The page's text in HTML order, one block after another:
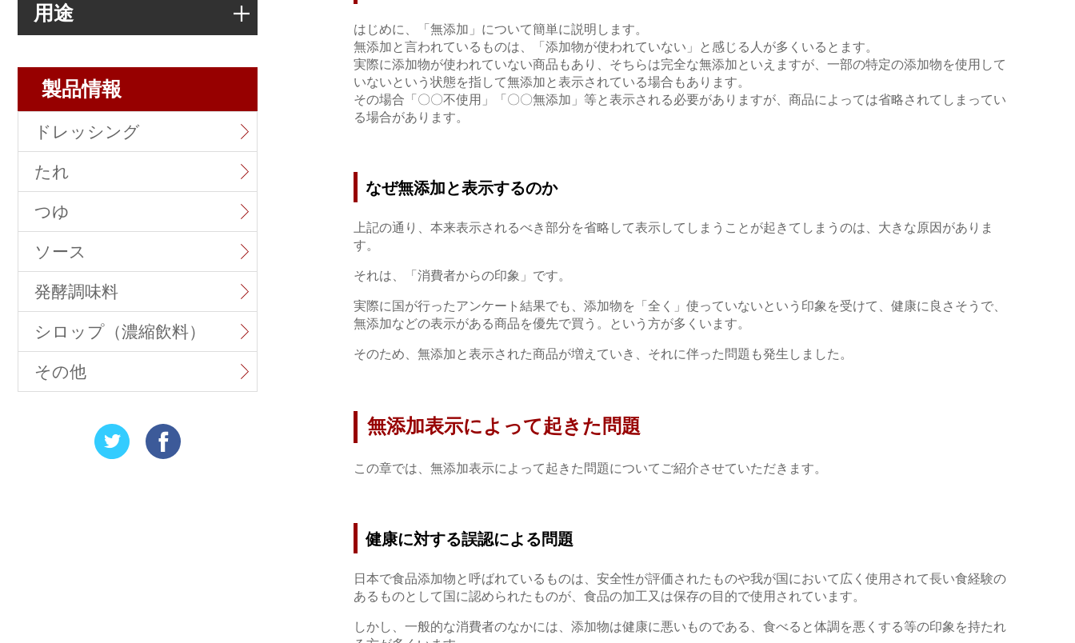
はじめに、 「無添加」 について簡単に説明します。
無添加と言われているものは、
「添加物が使われていない」と感じる人が多くいるとま す。
実際に添加物が使われていない商品もあり、そちらは完全な無添加と いえ ますが、 一部の特定の添加物を使用して
いないという状態を指して無添加と表示されている場合もあります。
その場合「〇〇不使用」「〇〇無添加」等と表示される必要がありますが、 商品によっては省略されてしまってい
る場合があります。
なぜ無添加と表示するのか
上記の通り、本来表示されるべき部分を省略して表示してしまうことが起きてしまう のは、大きな原因がありま
す。
それは、「消費者からの印象」です。
実際に国が行ったアンケート結果でも、 添加物を「全く」使っていないという印象を受けて、健康に良さそうで、
無添加などの表示がある商品を優先で買う。という方が多く います。
そのため、無添加と表示された商品が増えていき
、それに伴った問題も発生しました。
無添加表示によって起きた問題
この章では、無添加表示によって起きた問題についてご紹介させていただきます。
健康に対する誤認による問題
日本で食品添加物と呼ばれている ものは 、安全性が評価されたものや我が国において 広く使用されて長い食経験の
あるものとして国に認められたものが、食品の加工又は保存の目的で使用されてい ます。
しかし、 一般的な消費者のなかには、 添加物は健康に悪いものである、 食べると体調を悪くする等の印象を持たれ
用途
製品情報
ドレッシング
たれ
つゆ
ソース
発酵調味料
シロップ（濃縮飲料）
その他